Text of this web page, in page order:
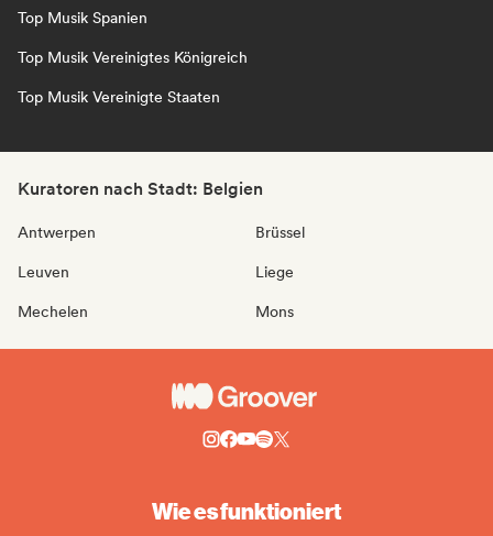
Top Musik Spanien
Top Musik Vereinigtes Königreich
Top Musik Vereinigte Staaten
Kuratoren nach Stadt: Belgien
Antwerpen Brüssel
Leuven Liege
Mechelen Mons
Wie es funktioniert